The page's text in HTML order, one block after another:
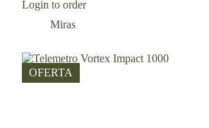
Login to order
Miras
OFERTA